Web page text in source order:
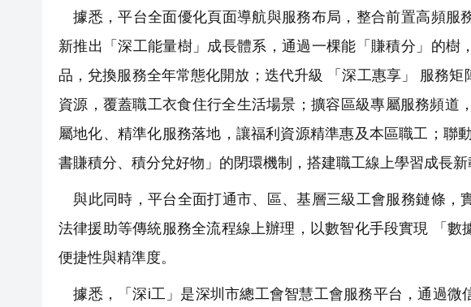
據悉，平台全面優化頁面導航與服務布局，整合前置高頻服
新推出「深工能量樹」成長體系，通過一棵能「賺積分」的
品，兌換服務全年常態化開放；迭代升級 「深工惠享」 服務
資源，覆蓋職工衣食住行全生活場景；擴容區級專屬服務頻道
屬地化、精準化服務落地，讓福利資源精準惠及本區職工；聯
書賺積分、積分兌好物」的閉環機制，搭建職工線上學習成長新
與此同時，平台全面打通市、區、基層三級工會服務鏈條，
法律援助等傳統服務全流程線上辦理，以數智化手段實現 「
便捷性與精準度。
據悉，「深i工」是深圳市總工會智慧工會服務平台，通過微